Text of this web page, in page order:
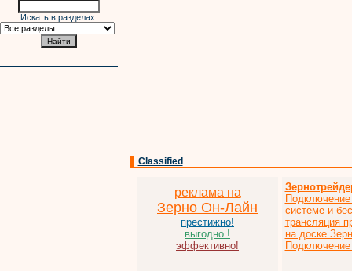
Искать в разделах:
Classified
реклама на
Зерно Он-Лайн
престижно!
выгодно !
эффективно!
Подключение
системе и
трансляция
на доске